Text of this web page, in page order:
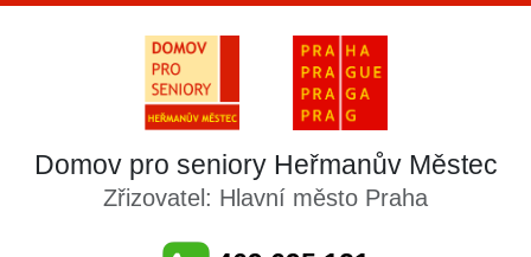
Domov pro seniory Heřmanův Městec
Zřizovatel: Hlavní město Praha